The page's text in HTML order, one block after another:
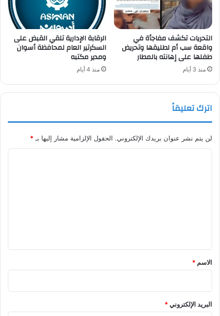
التحريات تكشف مفاجأة في
واقعة سب أم لطليقها وتحريض
طفلها على إهانته بالمطار
منذ 3 أيام
الرقابة الإدارية تلقي القبض على
السكرتير العام لمحافظة أسوان
ومدير مكتبه
منذ 4 أيام
اترك تعليقاً
لن يتم نشر عنوان بريدك الإلكتروني. الحقول الإلزامية مشار إليها بـ *
*
الاسم *
البريد الإلكتروني*